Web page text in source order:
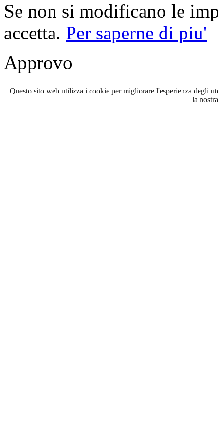
Se non si modificano le
accetta. Per saperne di piu'
Approvo
Questo sito web utilizza i cookie per migliorare l'esperienza degli
la